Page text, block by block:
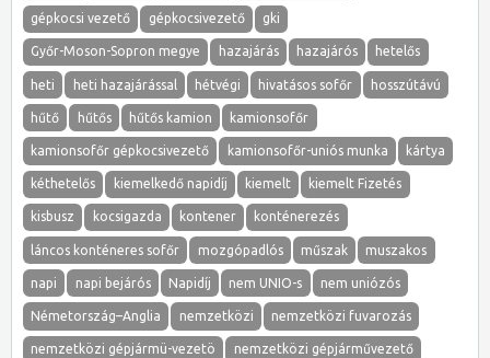
gépkocsi vezető gépkocsivezető gki
Győr-Moson-Sopron megye hazajárás hazajárós hetelős
heti heti hazajárással hétvégi hivatásos sofőr hosszútávú
hűtő hűtős hűtős kamion kamionsofőr
kamionsofőr gépkocsivezető kamionsofőr-uniós munka kártya
kéthetelős kiemelkedő napidíj kiemelt kiemelt Fizetés
kisbusz kocsigazda kontener konténerezés
láncos konténeres sofőr mozgópadlós műszak muszakos
napi napi bejárós Napidíj nem UNIO-s nem uniózós
Németország–Anglia nemzetközi nemzetközi fuvarozás
nemzetközi gépjármü-vezetö nemzetközi gépjárművezető